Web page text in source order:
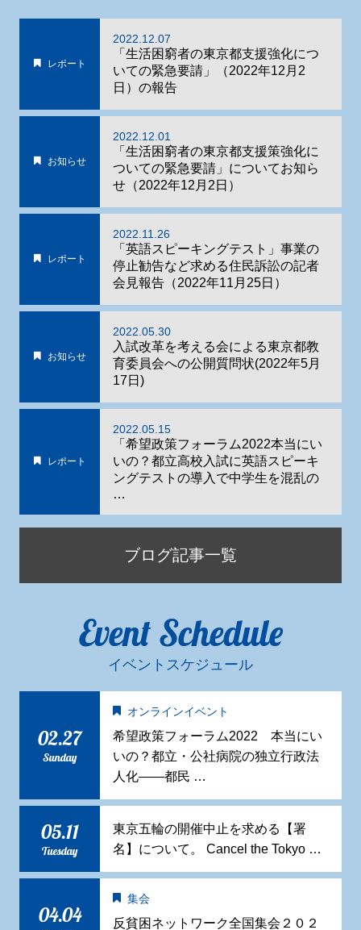
レポート
2022.12.07
「生活困窮者の東京都支援強化につ
いての緊急要請」（2022年12月2
日）の報告
お知らせ
2022.12.01
「生活困窮者の東京都支援策強化に
ついての緊急要請」についてお知ら
せ（2022年12月2日）
レポート
2022.11.26
「英語スピーキングテスト」事業の
停止勧告など求める住民訴訟の記者
会見報告（2022年11月25日）
お知らせ
2022.05.30
入試改革を考える会による東京都教
育委員会への公開質問状(2022年5月
17日)
レポート
2022.05.15
「希望政策フォーラム2022本当にい
いの？都立高校入試に英語スピーキ
ングテストの導入で中学生を混乱の
…
ブログ記事一覧
Event Schedule
イベントスケジュール
02.27
Sunday
オンラインイベント
希望政策フォーラム2022 本当にい
いの？都立・公社病院の独立行政法
人化——都民 …
05.11
Tuesday
東京五輪の開催中止を求める【署
名】について。 Cancel the Tokyo …
04.04
集会
反貧困ネットワーク全国集会２０２